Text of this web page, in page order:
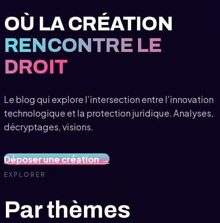
OÙ LA CRÉATION
RENCONTRE LE
DROIT
Le blog qui explore l’intersection entre l’innovation
technologique et la protection juridique. Analyses,
décryptages, visions.
Déposer une création →
EXPLORER
Par thèmes